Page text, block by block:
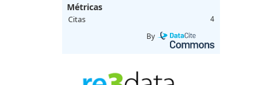
Métricas
Citas 4
By